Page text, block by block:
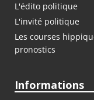
L'édito politique
L'invité politique
Les courses
pronostics
Informations